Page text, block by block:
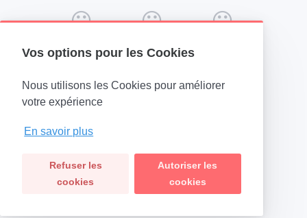
Vos options pour les Cookies
Nous utilisons les Cookies pour améliorer
votre expérience
En savoir plus
Refuser les
cookies
Autoriser les
cookies